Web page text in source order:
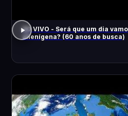
AO VIVO - Será que um dia
alienígena? (60 anos de busca)